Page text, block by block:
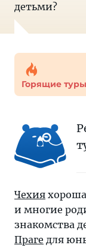
детьми?
Горящие туры
Чехия
и многие
знакомства
Праге для